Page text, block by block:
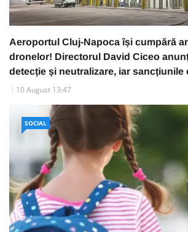
Aeroportul Cluj-Napoca își cumpără
dronelor! Directorul David Ciceo
detecție și neutralizare, iar sancțiunile
10 August 13:47
SOCIAL